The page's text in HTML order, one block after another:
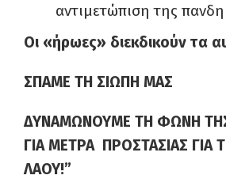
αντιμετώπιση της
Οι «ήρωες» διεκδικούν τα
ΣΠΑΜΕ ΤΗ ΣΙΩΠΗ ΜΑΣ
ΔΥΝΑΜΩΝΟΥΜΕ ΤΗ ΦΩΝΗ ΤΗΣ
ΓΙΑ ΜΕΤΡΑ ΠΡΟΣΤΑΣΙΑΣ ΓΙΑ
ΛΑΟΥ!”